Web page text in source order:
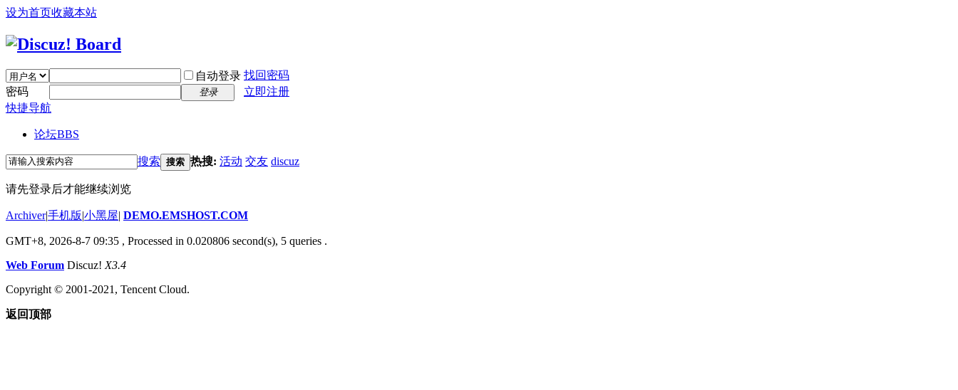
设为首页收藏本站
自动登录 找回密码
密码
登录
立即注册
快捷导航
论坛BBS
搜索 搜索 热搜: 活动 交友 discuz
请先登录后才能继续浏览
Archiver|手机版|小黑屋| DEMO.EMSHOST.COM
GMT+8, 2026-8-7 09:35 , Processed in 0.020806 second(s), 5 queries .
Web Forum Discuz! X3.4
Copyright © 2001-2021, Tencent Cloud.
返回顶部